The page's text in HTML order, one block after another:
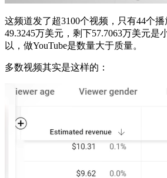
这频道发了超3100个视频，只有44个
49.3245万美元，剩下57.7063万美元是
以，做YouTube是数量大于质量。
多数视频其实是这样的：